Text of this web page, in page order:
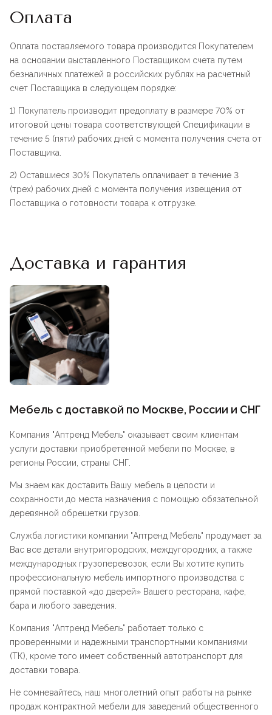
Оплата
Оплата поставляемого товара производится Покупателем
на основании выставленного Поставщиком счета путем
безналичных платежей в российских рублях на расчетный
счет Поставщика в следующем порядке:
1) Покупатель производит предоплату в размере 70% от
итоговой цены товара соответствующей Спецификации в
течение 5 (пяти) рабочих дней с момента получения счета от
Поставщика.
2) Оставшиеся 30% Покупатель оплачивает в течение 3
(трех) рабочих дней с момента получения извещения от
Поставщика о готовности товара к отгрузке.
Доставка и гарантия
Мебель с доставкой по Москве, России и СНГ
Компания "Аптренд Мебель" оказывает своим клиентам
услуги доставки приобретенной мебели по Москве, в
регионы России, страны СНГ.
Мы знаем как доставить Вашу мебель в целости и
сохранности до места назначения с помощью обязательной
деревянной обрешетки грузов.
Служба логистики компании "Аптренд Мебель" продумает за
Вас все детали внутригородских, междугородних, а также
международных грузоперевозок, если Вы хотите купить
профессиональную мебель импортного производства с
прямой поставкой «до дверей» Вашего ресторана, кафе,
бара и любого заведения.
Компания "Аптренд Мебель" работает только с
проверенными и надежными транспортными компаниями
(ТК), кроме того имеет собственный автотранспорт для
доставки товара.
Не сомневайтесь, наш многолетний опыт работы на рынке
продаж контрактной мебели для заведений общественного